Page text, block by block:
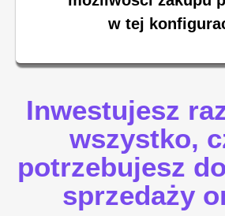
w tej
Inwestujesz
wszystko,
potrzebujesz
sprzedaży